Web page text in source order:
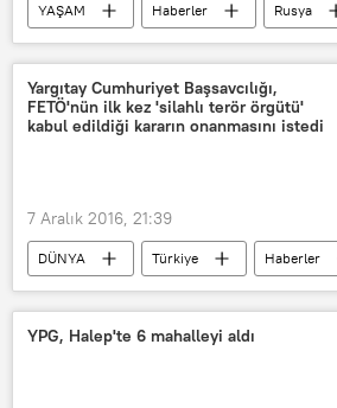
YAŞAM Haberler
Rusya
İran
Yuriy Lujkov
Yelena Baturina
Grigor Gazaryan
çarşaf
Yargıtay Cumhuriyet Başsavcılığı,
FETÖ'nün ilk kez 'silahlı terör örgütü'
kabul edildiği kararın onanmasını istedi
7 Aralık 2016, 21:39
DÜNYA Türkiye
Haberler
Ankara
Erzincan
Fethullah Gülen
İlhan Cihaner
YPG, Halep'te 6 mahalleyi aldı